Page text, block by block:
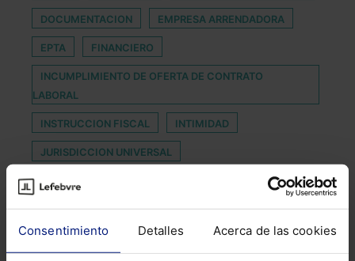
Consentimiento Detalles Acerca de las cookies
DOCUMENTACION EMPRESA ARRENDADORA
EPTA FINANCIERO
INCUMPLIMIENTO DE OFERTA DE CONTRATO
LABORAL
INSTRUCCION FISCAL INTIMIDAD
JURISDICCION UNIVERSAL
MEDIDAS DE SEGURIDAD NUEVA NOVMATIVA
OBSERVATORIO DE LA INCAPACIDAD TEMPORAL
ORGANISMOS OFICIALES